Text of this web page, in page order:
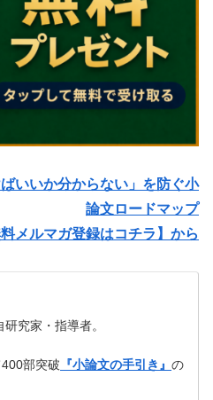
いいか分からない」を防ぐ小
論文ロードマップ
料メルマガ登録はコチラ】から
究家・指導者。
部突破 『小論文の手引き』の